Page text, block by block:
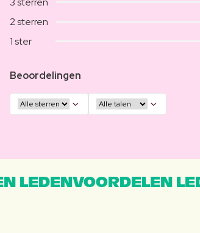
2 sterren
1 ster
Beoordelingen
LEDENVOORDELEN